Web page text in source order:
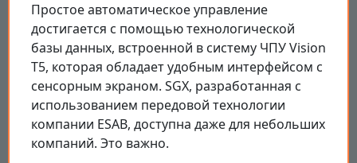
Простое автоматическое управление
достигается с помощью технологической
базы данных, встроенной в систему ЧПУ Vision
T5, которая обладает удобным интерфейсом с
сенсорным экраном. SGX, разработанная с
использованием передовой технологии
компании ESAB, доступна даже для небольших
компаний. Это важно.